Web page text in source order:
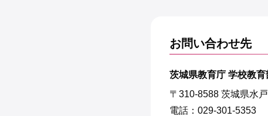
お問い合わせ先
茨城県教育庁 学校教
〒310-8588 茨城県水
電話：029-301-5353